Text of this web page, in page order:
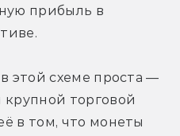
прибыль в
этой схеме проста —
крупной торговой
в том, что монеты